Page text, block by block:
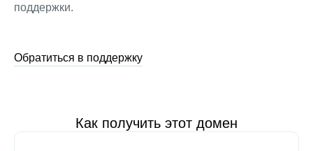
поддержки.
Обратиться в поддержку
Как получить этот домен